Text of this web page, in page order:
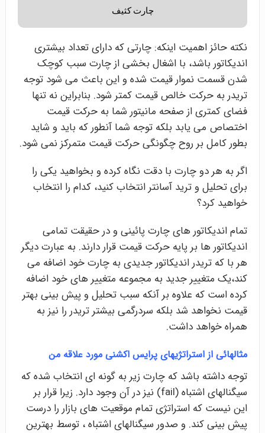
چارت کثیف
نکته حائز اهمیت اینکه: چارتی که دارای تعداد بیشتری
اندیکاتور باشد، با اشغال بخشی از چارت سبب کوچک
شدن قسمت نموار قیمت شده و این باعث می شود توجه
تریدر به حرکت خالص قیمت کمتر شود. بنابراین نه تنها
فضای کمتری از صفحه مانیتور شما به حرکت قیمت
اختصاص می یابد بلکه توجه شما آنطور که باید و شاید
بطور کامل بر روح چگونگی حرکت قیمت متمرکز نمی شود.
اگر به هر دو چارت با دقت نگاه کرده و بخواهید یکی را
برای تحلیل و ترید آسانتر انتخاب کنید، کدام را انتخاب
خواهید کرد؟
تمام اندیکاتور های چارت پائینی و در حقیقت تمامی
اندیکاتور ها بر پایه حرکت قیمت قرار دارند. به عبارت دیگر
هر با که تریدر اندیکاتور جدیدی به چارت خود اضافه می
کند،یک متغییر جدید به مجموعه متغییر های خود اضافه
کرده است که علاوه بر آنکه سبب تحلیل و پیش بینی بهتر
قیمت نخواهد شد بلکه سردرگمی بیشتر تریدر را نیز به
همراه خواهد داشت.
مثالهائی از استراتژیهای پرایس اکشنی مورد علاقه من
توجه داشته باشد که چارت زیر به گونه ای انتخاب شده که
سیگنالهای اشتباه (fail) نیز در آن وجود دارد. زیرا قرار بر
این نیست که استراتژی تمام موقعیت های بازار را درست
پیش بینی کند. و صدور سیگنالهای اشتباه ، توسط بهترین